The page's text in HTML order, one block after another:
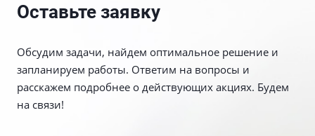
Оставьте заявку
Обсудим задачи, найдем оптимальное решение и
запланируем работы. Ответим на вопросы и
расскажем подробнее о действующих акциях. Будем
на связи!